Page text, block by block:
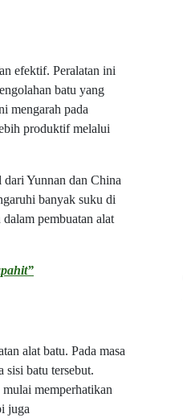
efektif. Peralatan ini
batu yang
mengarah pada
produktif melalui
Yunnan dan China
banyak suku di
pembuatan alat
alat batu. Pada masa
sisi batu tersebut.
memperhatikan
juga